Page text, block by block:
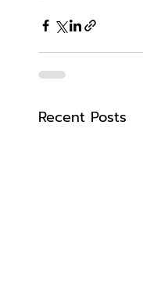
Recent Posts